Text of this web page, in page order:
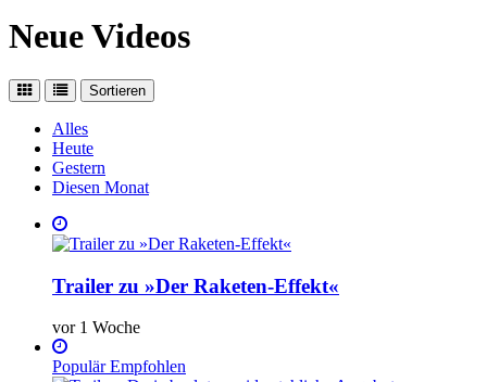
Neue Videos
Sortieren
Alles
Heute
Gestern
Diesen Monat
Trailer zu »Der Raketen-Effekt«
vor 1 Woche
Populär Empfohlen